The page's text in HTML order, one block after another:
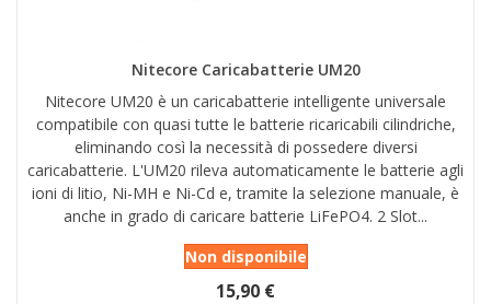
Nitecore Caricabatterie UM20
Nitecore UM20 è un caricabatterie intelligente universale
compatibile con quasi tutte le batterie ricaricabili cilindriche,
eliminando così la necessità di possedere diversi
caricabatterie. L'UM20 rileva automaticamente le batterie agli
ioni di litio, Ni-MH e Ni-Cd e, tramite la selezione manuale, è
anche in grado di caricare batterie LiFePO4. 2 Slot...
Non disponibile
15,90 €